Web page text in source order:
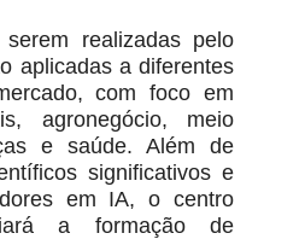
realizadas pelo
aplicadas a diferentes
com foco em
agronegócio, meio
e saúde. Além de
significativos e
em IA, o centro
a formação de